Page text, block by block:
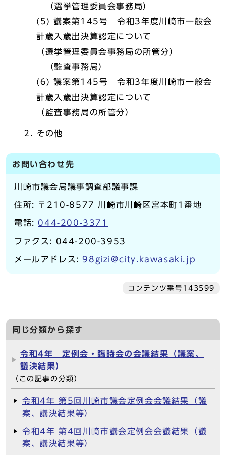
（選挙管理委員会事務局）
(5) 議案第145号 令和3年度川崎市一般会
計歳入歳出決算認定について
（選挙管理委員会事務局の所管分）
（監査事務局）
(6) 議案第145号 令和3年度川崎市一般会
計歳入歳出決算認定について
（監査事務局の所管分）
その他
お問い合わせ先
川崎市議会局議事調査部議事課
住所: 〒210-8577 川崎市川崎区宮本町1番地
電話: 044-200-3371
ファクス: 044-200-3953
メールアドレス:98gizi@city.kawasaki.jp
コンテンツ番号143599
同じ分類から探す
令和4年 定例会・臨時会の会議結果（議案、
議決結果）
（この記事の分類）
令和4年 第5回川崎市議会定例会会議結果（議
案、議決結果等）
令和4年 第4回川崎市議会定例会会議結果（議
案、議決結果等）